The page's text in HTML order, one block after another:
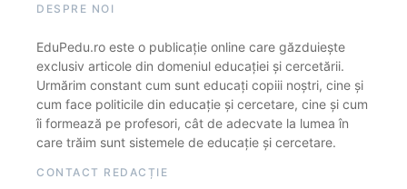
DESPRE NOI
EduPedu.ro este o publicație online care găzduiește
exclusiv articole din domeniul educației și cercetării.
Urmărim constant cum sunt educați copiii noștri, cine și
cum face politicile din educație și cercetare, cine și cum
îi formează pe profesori, cât de adecvate la lumea în
care trăim sunt sistemele de educație și cercetare.
CONTACT REDACȚIE